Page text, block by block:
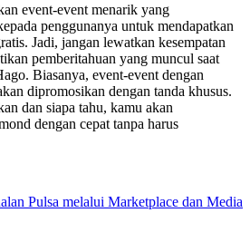
event-event menarik yang
penggunanya untuk mendapatkan
Jadi, jangan lewatkan kesempatan
pemberitahuan yang muncul saat
Biasanya, event-event dengan
dipromosikan dengan tanda khusus.
dan siapa tahu, kamu akan
dengan cepat tanpa harus
Pulsa melalui Marketplace dan Media